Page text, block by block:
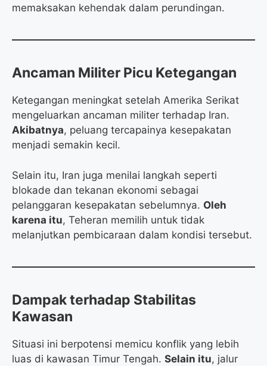
memaksakan kehendak dalam perundingan.
Ancaman Militer Picu Ketegangan
Ketegangan meningkat setelah Amerika Serikat
mengeluarkan ancaman militer terhadap Iran.
Akibatnya, peluang tercapainya kesepakatan
menjadi semakin kecil.
Selain itu, Iran juga menilai langkah seperti
blokade dan tekanan ekonomi sebagai
pelanggaran kesepakatan sebelumnya. Oleh
karena itu, Teheran memilih untuk tidak
melanjutkan pembicaraan dalam kondisi tersebut.
Dampak terhadap Stabilitas
Kawasan
Situasi ini berpotensi memicu konflik yang lebih
luas di kawasan Timur Tengah. Selain itu, jalur